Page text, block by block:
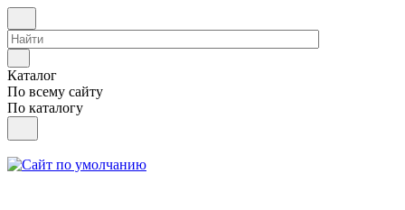
Каталог
По всему сайту
По каталогу